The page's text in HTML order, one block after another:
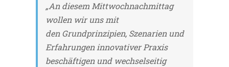
„An diesem Mittwochnachmittag
wollen wir uns mit
den Grundprinzipien, Szenarien und
Erfahrungen innovativer Praxis
beschäftigen und wechselseitig